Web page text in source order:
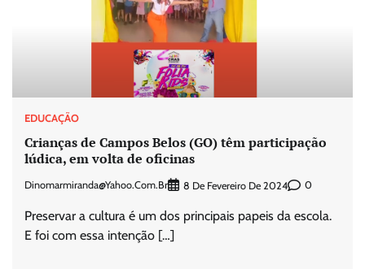
EDUCAÇÃO
Crianças de Campos Belos (GO) têm participação
lúdica, em volta de oficinas
Dinomarmiranda@yahoo.com.br 8 De Fevereiro De 2024 0
Preservar a cultura é um dos principais papeis da escola.
E foi com essa intenção […]